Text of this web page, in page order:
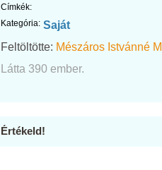
Címkék:
Kategória: Saját
Feltöltötte: Mészáros Istvánné
Látta 390 ember.
Értékeld!